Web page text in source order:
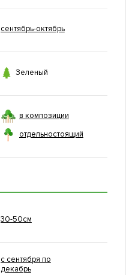
сентябрь-октябрь
 Зеленый
в композиции
отдельностоящий
30-50см
с сентября по
декабрь